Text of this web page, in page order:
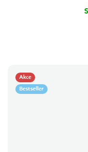
Akce
Bestseller